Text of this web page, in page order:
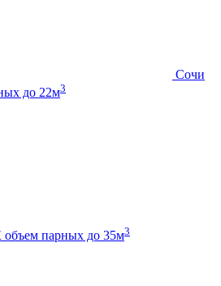
Сочи
до 22м3
объем парных до 35м3